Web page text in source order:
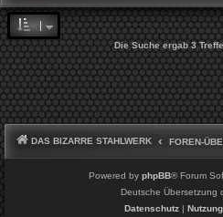
Die Suche ergab 3
DAS BIZARRE STAHLWERK FOREN-
Powered by phpBB® Forum
Deutsche Übersetzung
Datenschutz|